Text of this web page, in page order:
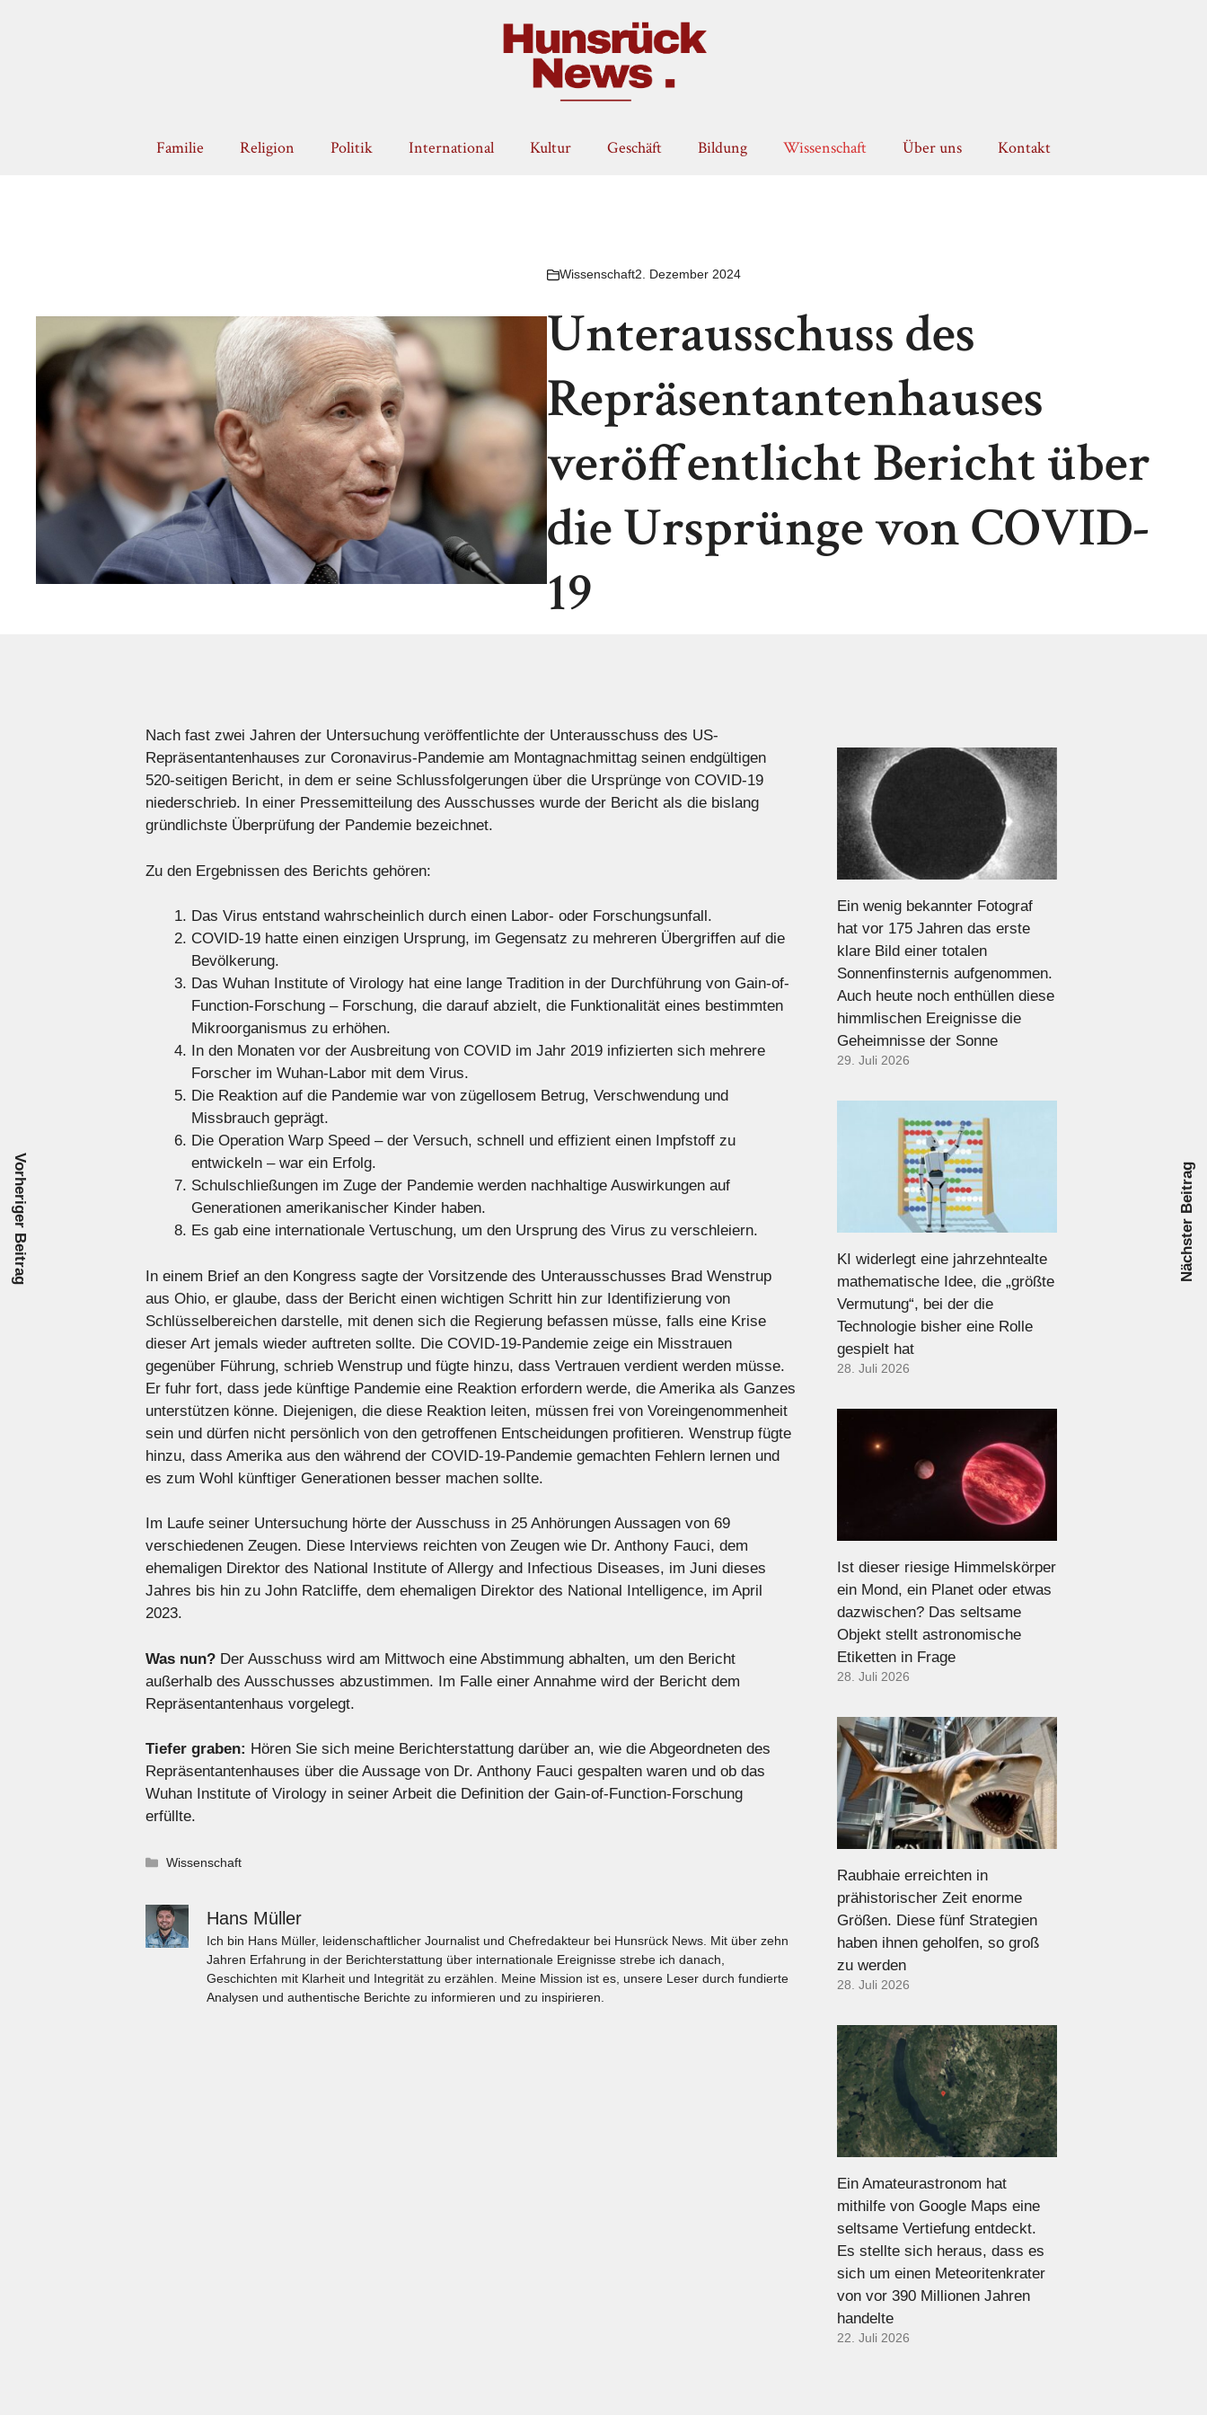
Familie Religion Politik International Kultur Geschäft Bildung Wissenschaft Über uns Kontakt
Wissenschaft2. Dezember 2024
Unterausschuss des
Repräsentantenhauses
veröffentlicht Bericht über
die Ursprünge von COVID-
19
Nach fast zwei Jahren der Untersuchung veröffentlichte der Unterausschuss des US-
Repräsentantenhauses zur Coronavirus-Pandemie am Montagnachmittag seinen endgültigen
520-seitigen Bericht, in dem er seine Schlussfolgerungen über die Ursprünge von COVID-19
niederschrieb. In einer Pressemitteilung des Ausschusses wurde der Bericht als die bislang
gründlichste Überprüfung der Pandemie bezeichnet.
Zu den Ergebnissen des Berichts gehören:
Das Virus entstand wahrscheinlich durch einen Labor- oder Forschungsunfall.
COVID-19 hatte einen einzigen Ursprung, im Gegensatz zu mehreren Übergriffen auf die
Bevölkerung.
Das Wuhan Institute of Virology hat eine lange Tradition in der Durchführung von Gain-of-
Function-Forschung – Forschung, die darauf abzielt, die Funktionalität eines bestimmten
Mikroorganismus zu erhöhen.
In den Monaten vor der Ausbreitung von COVID im Jahr 2019 infizierten sich mehrere
Forscher im Wuhan-Labor mit dem Virus.
Die Reaktion auf die Pandemie war von zügellosem Betrug, Verschwendung und
Missbrauch geprägt.
Die Operation Warp Speed ​​– der Versuch, schnell und effizient einen Impfstoff zu
entwickeln – war ein Erfolg.
Schulschließungen im Zuge der Pandemie werden nachhaltige Auswirkungen auf
Generationen amerikanischer Kinder haben.
Es gab eine internationale Vertuschung, um den Ursprung des Virus zu verschleiern.
In einem Brief an den Kongress sagte der Vorsitzende des Unterausschusses Brad Wenstrup
aus Ohio, er glaube, dass der Bericht einen wichtigen Schritt hin zur Identifizierung von
Schlüsselbereichen darstelle, mit denen sich die Regierung befassen müsse, falls eine Krise
dieser Art jemals wieder auftreten sollte. Die COVID-19-Pandemie zeige ein Misstrauen
gegenüber Führung, schrieb Wenstrup und fügte hinzu, dass Vertrauen verdient werden müsse.
Er fuhr fort, dass jede künftige Pandemie eine Reaktion erfordern werde, die Amerika als Ganzes
unterstützen könne. Diejenigen, die diese Reaktion leiten, müssen frei von Voreingenommenheit
sein und dürfen nicht persönlich von den getroffenen Entscheidungen profitieren. Wenstrup fügte
hinzu, dass Amerika aus den während der COVID-19-Pandemie gemachten Fehlern lernen und
es zum Wohl künftiger Generationen besser machen sollte.
Im Laufe seiner Untersuchung hörte der Ausschuss in 25 Anhörungen Aussagen von 69
verschiedenen Zeugen. Diese Interviews reichten von Zeugen wie Dr. Anthony Fauci, dem
ehemaligen Direktor des National Institute of Allergy and Infectious Diseases, im Juni dieses
Jahres bis hin zu John Ratcliffe, dem ehemaligen Direktor des National Intelligence, im April
2023.
Was nun? Der Ausschuss wird am Mittwoch eine Abstimmung abhalten, um den Bericht
außerhalb des Ausschusses abzustimmen. Im Falle einer Annahme wird der Bericht dem
Repräsentantenhaus vorgelegt.
Tiefer graben: Hören Sie sich meine Berichterstattung darüber an, wie die Abgeordneten des
Repräsentantenhauses über die Aussage von Dr. Anthony Fauci gespalten waren und ob das
Wuhan Institute of Virology in seiner Arbeit die Definition der Gain-of-Function-Forschung
erfüllte.
Kategorien
Wissenschaft
Hans Müller
Ich bin Hans Müller, leidenschaftlicher Journalist und Chefredakteur bei Hunsrück News. Mit über zehn
Jahren Erfahrung in der Berichterstattung über internationale Ereignisse strebe ich danach,
Geschichten mit Klarheit und Integrität zu erzählen. Meine Mission ist es, unsere Leser durch fundierte
Analysen und authentische Berichte zu informieren und zu inspirieren.
Vorheriger Beitrag Nächster Beitrag
Ein wenig bekannter Fotograf
hat vor 175 Jahren das erste
klare Bild einer totalen
Sonnenfinsternis aufgenommen.
Auch heute noch enthüllen diese
himmlischen Ereignisse die
Geheimnisse der Sonne
29. Juli 2026
KI widerlegt eine jahrzehntealte
mathematische Idee, die „größte
Vermutung“, bei der die
Technologie bisher eine Rolle
gespielt hat
28. Juli 2026
Ist dieser riesige Himmelskörper
ein Mond, ein Planet oder etwas
dazwischen? Das seltsame
Objekt stellt astronomische
Etiketten in Frage
28. Juli 2026
Raubhaie erreichten in
prähistorischer Zeit enorme
Größen. Diese fünf Strategien
haben ihnen geholfen, so groß
zu werden
28. Juli 2026
Ein Amateurastronom hat
mithilfe von Google Maps eine
seltsame Vertiefung entdeckt.
Es stellte sich heraus, dass es
sich um einen Meteoritenkrater
von vor 390 Millionen Jahren
handelte
22. Juli 2026